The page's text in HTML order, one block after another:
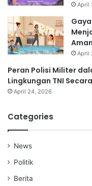
April
April
Peran Polisi Militer
Lingkungan TNI
April 24, 2026
Categories
News
Politik
Berita